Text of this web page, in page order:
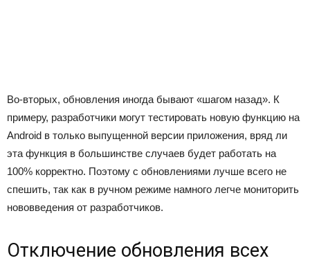
Во-вторых, обновления иногда бывают «шагом назад». К
примеру, разработчики могут тестировать новую функцию на
Android в только выпущенной версии приложения, вряд ли
эта функция в большинстве случаев будет работать на
100% корректно. Поэтому с обновлениями лучше всего не
спешить, так как в ручном режиме намного легче мониторить
нововведения от разработчиков.
Отключение обновления всех